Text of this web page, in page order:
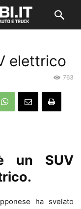
elettrico
763
un SUV
ha svelato